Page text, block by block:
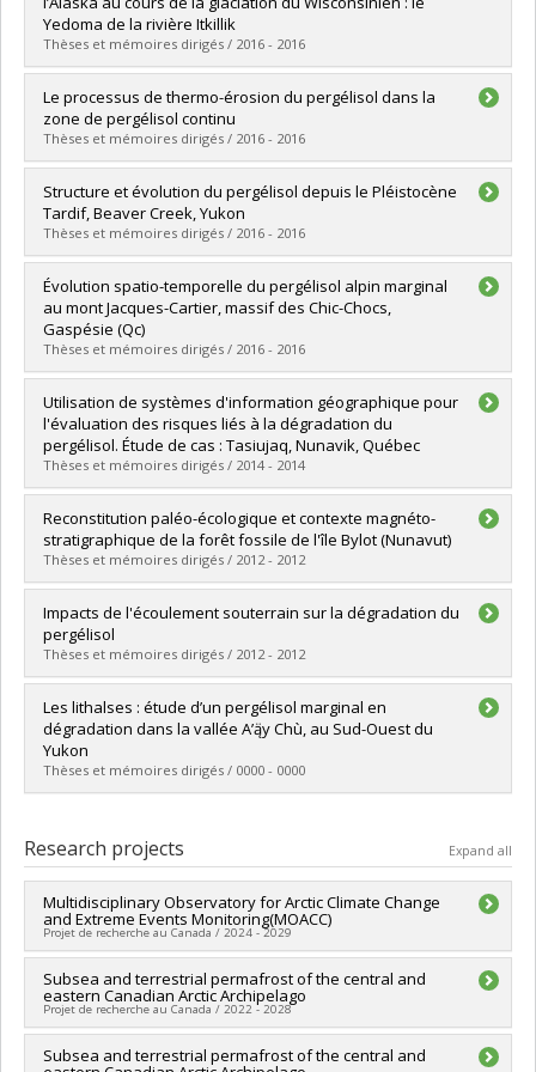
Grade :M. Sc.
Lien vers le document dans Papyrus
Yedoma de la rivière Itkillik
Thèses et mémoires dirigés / 2016 - 2016
Graduate :Lapointe Elmrabti, Lyna
Cycle :Master's
Grade :M. Sc.
Lien vers le document dans Papyrus
Le processus de thermo-érosion du pergélisol dans la
zone de pergélisol continu
Thèses et mémoires dirigés / 2016 - 2016
Graduate :Godin, Etienne
Cycle : Doctoral
Grade :Ph. D.
Lien vers le document dans Papyrus
Structure et évolution du pergélisol depuis le Pléistocène
Tardif, Beaver Creek, Yukon
Thèses et mémoires dirigés / 2016 - 2016
Graduate :Sliger, Michel
Cycle :Master's
Grade :M. Sc.
Lien vers le document dans Papyrus
Évolution spatio-temporelle du pergélisol alpin marginal
au mont Jacques-Cartier, massif des Chic-Chocs,
Gaspésie (Qc)
Thèses et mémoires dirigés / 2016 - 2016
Graduate :Davesne, Gautier
Cycle :Master's
Grade :M. Sc.
Lien vers le document dans Papyrus
Utilisation de systèmes d'information géographique pour
l'évaluation des risques liés à la dégradation du
pergélisol. Étude de cas : Tasiujaq, Nunavik, Québec
Thèses et mémoires dirigés / 2014 - 2014
Graduate :Grandmont, Katerine
Cycle :Master's
Grade :M. Sc.
Lien vers le document dans Papyrus
Reconstitution paléo-écologique et contexte magnéto-
stratigraphique de la forêt fossile de l'île Bylot (Nunavut)
Thèses et mémoires dirigés / 2012 - 2012
Graduate :Guertin-Pasquier, Alexandre
Cycle :Master's
Grade :M. Sc.
Lien vers le document dans Papyrus
Impacts de l'écoulement souterrain sur la dégradation du
pergélisol
Thèses et mémoires dirigés / 2012 - 2012
Graduate :de Grandpré, Isabelle
Cycle :Master's
Grade :
Lien vers le document dans Papyrus
Les lithalses : étude d’un pergélisol marginal en
dégradation dans la vallée A’ą̈y Chù, au Sud-Ouest du
Yukon
Thèses et mémoires dirigés / 0000 - 0000
Cycle :Master's
Grade :M. Sc.
Lien vers le document dans Papyrus
Research projects Expand all
Multidisciplinary Observatory for Arctic Climate Change
and Extreme Events Monitoring(MOACC)
Projet de recherche au Canada / 2024 - 2029
Lead researcher : Alexandre Langlois
Co-researchers :Daniel Fortier
Funding sources:
infrastructures (FEI)
Subsea and terrestrial permafrost of the central and
eastern Canadian Arctic Archipelago
Projet de recherche au Canada / 2022 - 2028
Lead researcher : Daniel Fortier
Subsea and terrestrial permafrost of the central and